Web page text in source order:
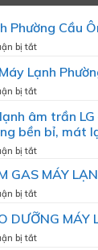
Phường Cầu
bị tắtở
Máy
Lạnh
Cầu
Ông
Lạnh
bị tắtở
Vụ
Sửa
Phường
Gòn
âm trần
bền bỉ, mát
bị tắtở
sinh
máy
âm
GAS MÁY
bị tắtở
GIÁ
BƠM
DƯỠNG MÁY
bị tắtở